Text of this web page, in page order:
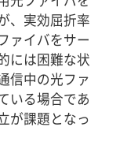
、実効屈折率
ァイバをサー
には困難な状
信中の光ファ
いる場合であ
が課題となっ